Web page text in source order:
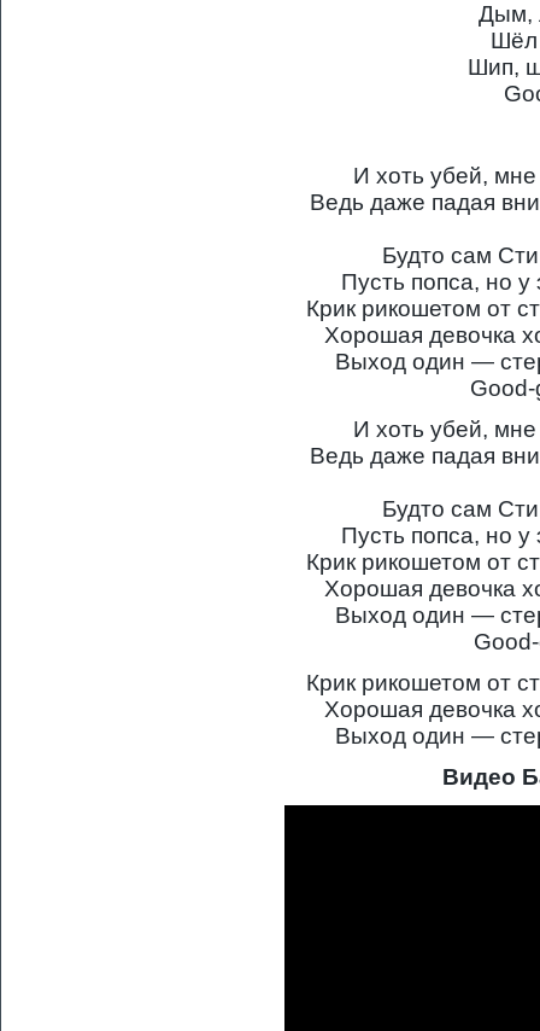
Дым,
Шёл
Шип,
И хоть убей,
Ведь даже падая
Будто сам
Пусть попса, но
Крик рикошетом от
Хорошая девочка
Выход один —
И хоть убей,
Ведь даже падая
Будто сам
Пусть попса, но
Крик рикошетом от
Хорошая девочка
Выход один —
Крик рикошетом от
Хорошая девочка
Выход один —
Видео